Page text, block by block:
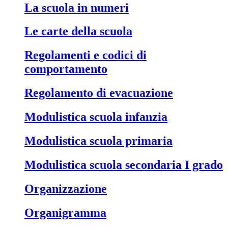
La scuola in numeri
Le carte della scuola
Regolamenti e codici di
comportamento
Regolamento di evacuazione
Modulistica scuola infanzia
Modulistica scuola primaria
Modulistica scuola secondaria I grado
Organizzazione
Organigramma